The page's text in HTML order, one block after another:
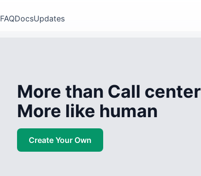
FAQDocsUpdates
More than Call center
More like human
Create Your Own